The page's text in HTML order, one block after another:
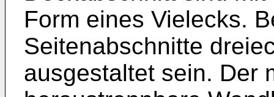
Form eines Vielecks.
Seitenabschnitte
ausgestaltet sein. Der